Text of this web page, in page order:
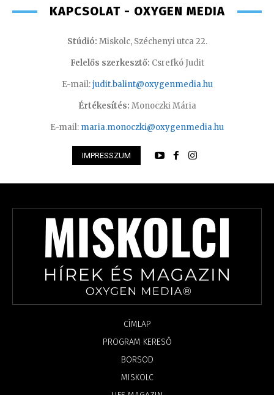
KAPCSOLAT - OXYGEN MEDIA
Stúdió: Miskolc, Széchenyi utca 22.
Felelős szerkesztő: Csrefkó Judit
E-mail:judit.balint@oxygenmedia.hu
Értékesítés: Monoczki Mária
E-mail: maria.monoczki@oxygenmedia.hu
IMPRESSZUM
CÍMLAP
PROGRAM KERESŐ
BORSOD
MISKOLC